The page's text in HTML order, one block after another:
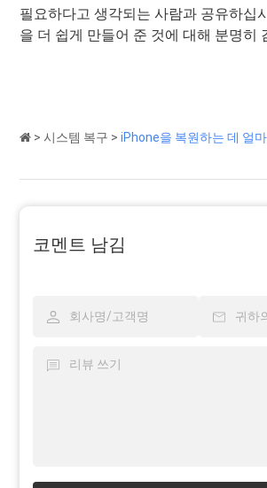
필요하다고 생각되는 사람과 공유하십
을 더 쉽게 만들어 준 것에 대해 분명히
>시스템 복구 >iPhone을 복원하는 데 얼
코멘트 남김